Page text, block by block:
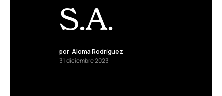
S.A.
por Aloma Rodríguez
31 diciembre 2023